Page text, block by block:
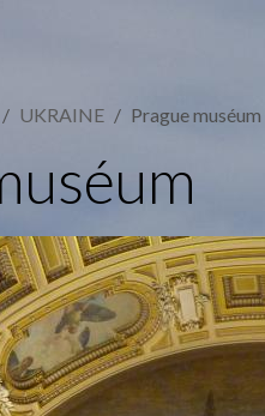
UKRAINE Prague muséum